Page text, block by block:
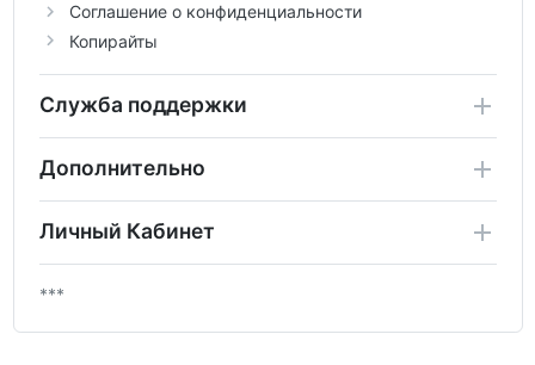
Соглашение о конфиденциальности
Копирайты
Служба поддержки
Дополнительно
Личный Кабинет
***